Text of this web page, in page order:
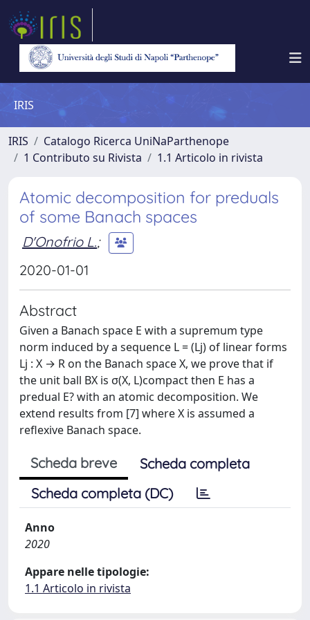
IRIS
IRIS
Catalogo Ricerca UniNaParthenope
1 Contributo su Rivista
1.1 Articolo in rivista
Atomic decomposition for preduals
of some Banach spaces
D'Onofrio L.;
2020-01-01
Abstract
Given a Banach space E with a supremum type
norm induced by a sequence L = (Lj) of linear forms
Lj : X → R on the Banach space X, we prove that if
the unit ball BX is σ(X, L)compact then E has a
predual E? with an atomic decomposition. We
extend results from [7] where X is assumed a
reflexive Banach space.
Scheda breve
Scheda completa
Scheda completa (DC)
Anno
2020
Appare nelle tipologie:
1.1 Articolo in rivista